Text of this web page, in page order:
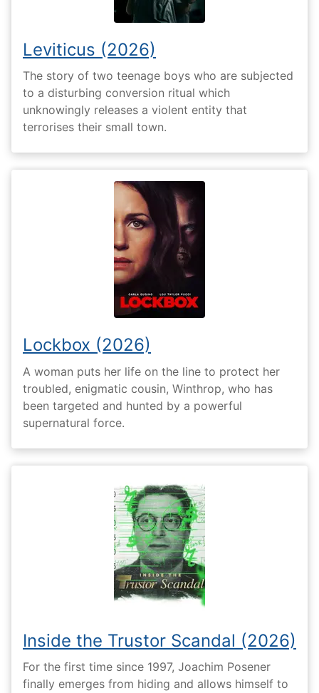
Leviticus (2026)
The story of two teenage boys who are subjected
to a disturbing conversion ritual which
unknowingly releases a violent entity that
terrorises their small town.
Lockbox (2026)
A woman puts her life on the line to protect her
troubled, enigmatic cousin, Winthrop, who has
been targeted and hunted by a powerful
supernatural force.
Inside the Trustor Scandal (2026)
For the first time since 1997, Joachim Posener
finally emerges from hiding and allows himself to